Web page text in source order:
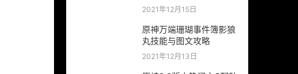
2021年12月15日
原神万端珊瑚事件簿影狼
丸技能与图文攻略
2021年12月13日